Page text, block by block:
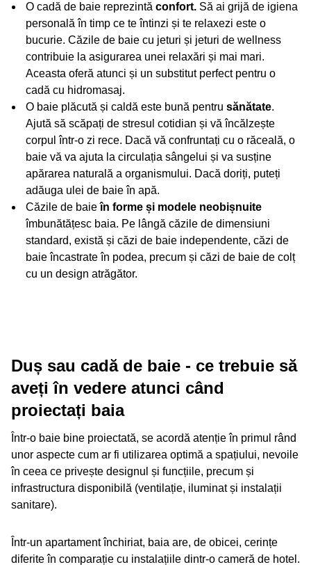
O cadă de baie reprezintă confort. Să ai grijă de igiena
personală în timp ce te întinzi și te relaxezi este o
bucurie. Căzile de baie cu jeturi și jeturi de wellness
contribuie la asigurarea unei relaxări și mai mari.
Aceasta oferă atunci și un substitut perfect pentru o
cadă cu hidromasaj.
O baie plăcută și caldă este bună pentru sănătate.
Ajută să scăpați de stresul cotidian și vă încălzește
corpul într-o zi rece. Dacă vă confruntați cu o răceală, o
baie vă va ajuta la circulația sângelui și va susține
apărarea naturală a organismului. Dacă doriți, puteți
adăuga ulei de baie în apă.
Căzile de baieîn forme și modele neobișnuite
îmbunătățesc baia. Pe lângă căzile de dimensiuni
standard, există și căzi de baie independente, căzi de
baie încastrate în podea, precum și căzi de baie de colț
cu un design atrăgător.
Duș sau cadă de baie - ce trebuie să
aveți în vedere atunci când
proiectați baia
Într-o baie bine proiectată, se acordă atenție în primul rând
unor aspecte cum ar fi utilizarea optimă a spațiului, nevoile
în ceea ce privește designul și funcțiile, precum și
infrastructura disponibilă (ventilație, iluminat și instalații
sanitare).
Într-un apartament închiriat, baia are, de obicei, cerințe
diferite în comparație cu instalațiile dintr-o cameră de hotel.